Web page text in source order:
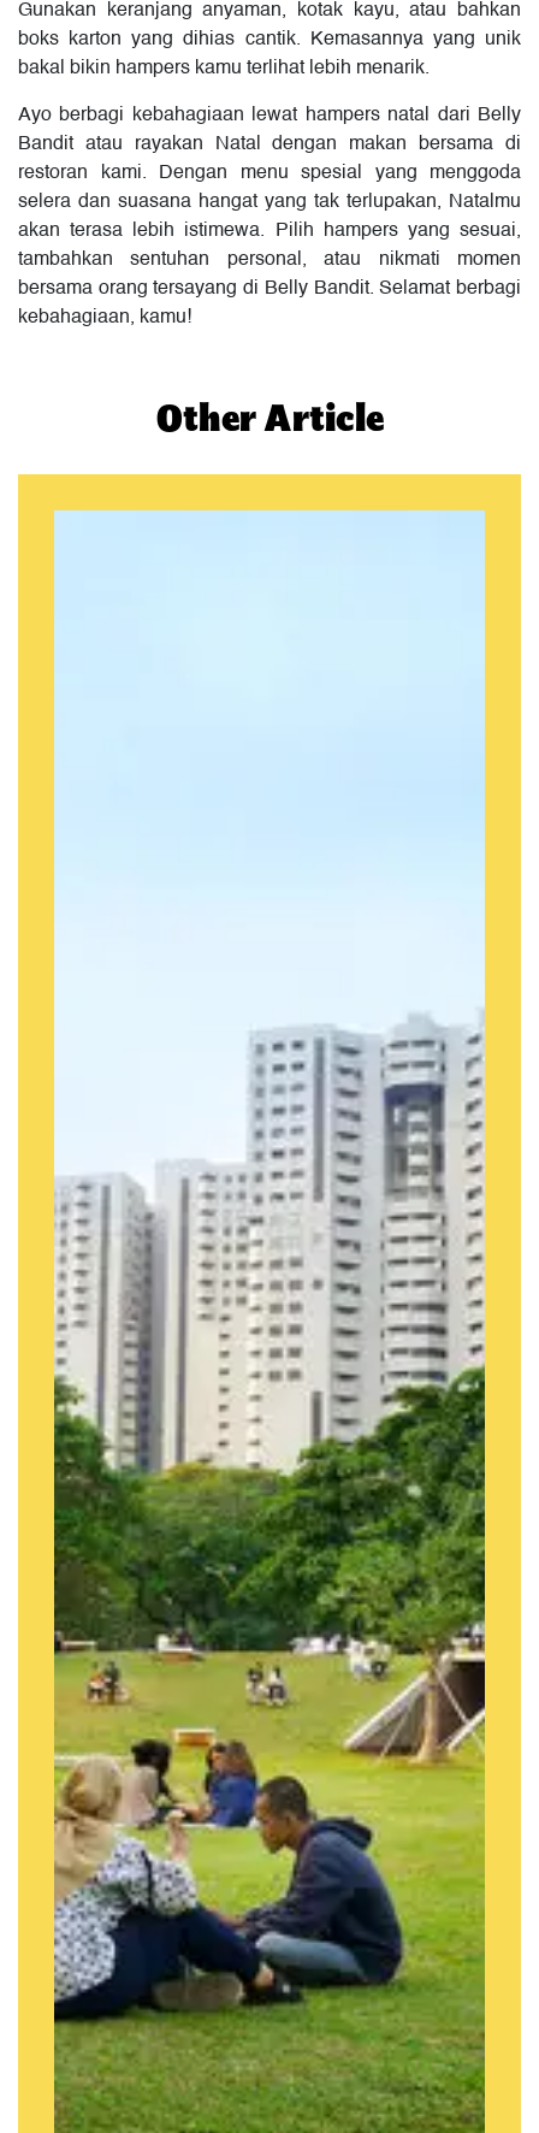
Gunakan keranjang anyaman, kotak kayu, atau bahkan
boks karton yang dihias cantik. Kemasannya yang unik
bakal bikin hampers kamu terlihat lebih menarik.
Ayo berbagi kebahagiaan lewat hampers natal dari Belly
Bandit atau rayakan Natal dengan makan bersama di
restoran kami. Dengan menu spesial yang menggoda
selera dan suasana hangat yang tak terlupakan, Natalmu
akan terasa lebih istimewa. Pilih hampers yang sesuai,
tambahkan sentuhan personal, atau nikmati momen
bersama orang tersayang di Belly Bandit. Selamat berbagi
kebahagiaan, kamu!
Other Article